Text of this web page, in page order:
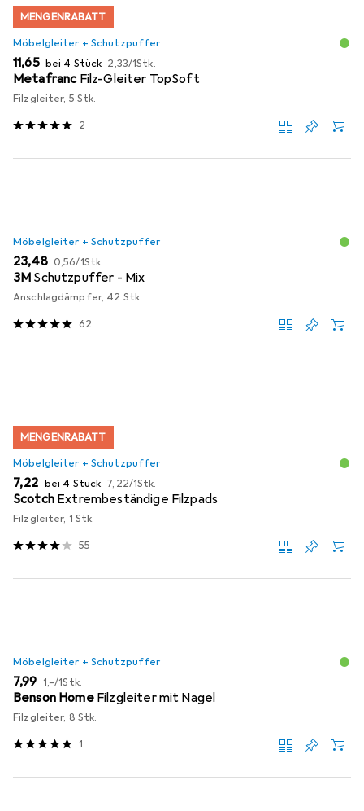
MENGENRABATT
Möbelgleiter + Schutzpuffer
EUR
11,65 bei 4 Stück EUR
2,33/1Stk.
Metafranc Filz-Gleiter TopSoft
Filzgleiter, 5 Stk.
2
Möbelgleiter + Schutzpuffer
EUR
23,48 EUR
0,56/1Stk.
3M Schutzpuffer - Mix
Anschlagdämpfer, 42 Stk.
62
MENGENRABATT
Möbelgleiter + Schutzpuffer
EUR
7,22 bei 4 Stück EUR
7,22/1Stk.
Scotch Extrembeständige Filzpads
Filzgleiter, 1 Stk.
55
Möbelgleiter + Schutzpuffer
EUR
7,99 EUR
1,–/1Stk.
Benson Home Filzgleiter mit Nagel
Filzgleiter, 8 Stk.
1